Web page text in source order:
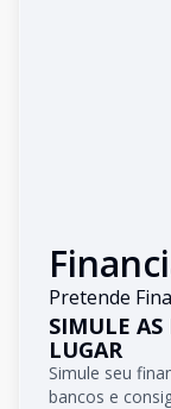
Pretende
SIMULE AS
LUGAR
Simule seu
bancos e